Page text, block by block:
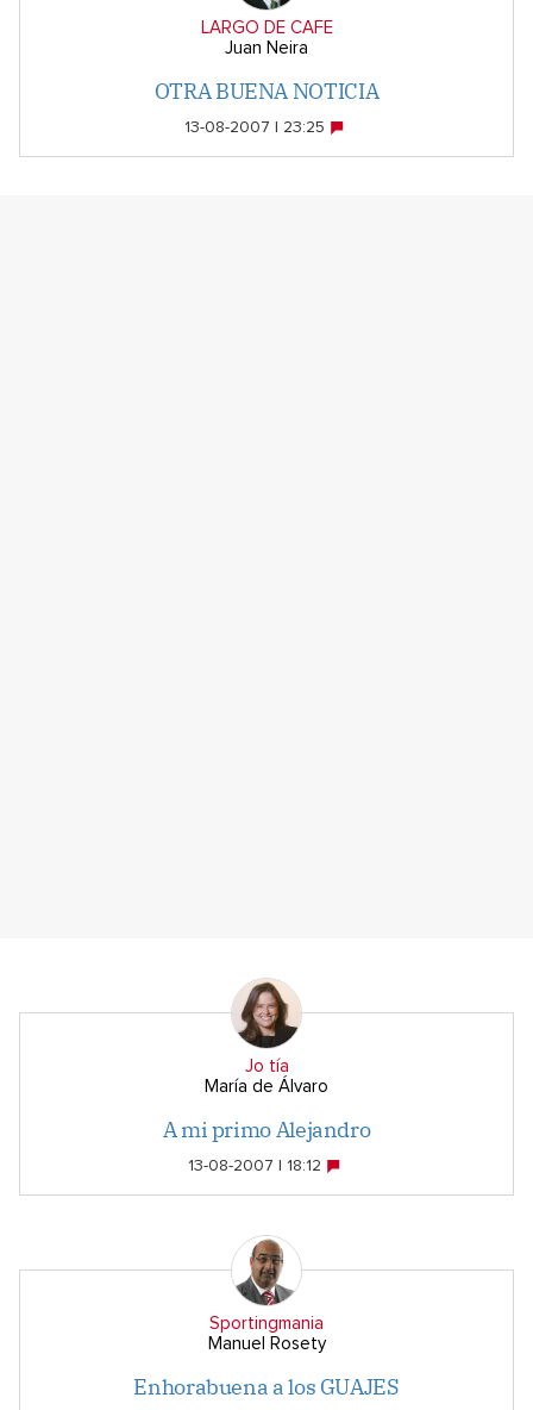
LARGO DE CAFE
Juan Neira
OTRA BUENA NOTICIA
13-08-2007 | 23:25
Jo tía
María de Álvaro
A mi primo Alejandro
13-08-2007 | 18:12
Sportingmania
Manuel Rosety
Enhorabuena a los GUAJES